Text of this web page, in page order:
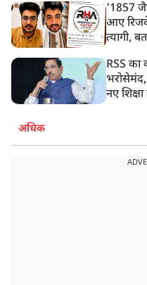
'1857
आए
त्यागी,
RSS का
नए शिक्षा
अधिक